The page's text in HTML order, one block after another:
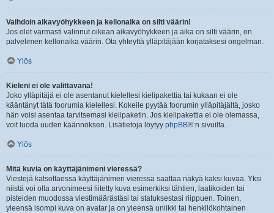
Vaihdoin aikavyöhykkeen ja kellonaika on silti väärin!
Jos olet varmasti valinnut oikean aikavyöhykkeen ja aika on silti väärin, on
palvelimen kellonaika väärin. Ota yhteyttä ylläpitäjään korjataksesi ongelman.
Ylös
Kieleni ei ole valittavana!
Joko ylläpitäjä ei ole asentanut kielellesi kielipakettia tai kukaan ei ole
kääntänyt tätä foorumia kielellesi. Kokeile pyytää foorumin ylläpitäjältä, josko
hän voisi asentaa tarvitsemasi kielipaketin. Jos kielipakettia ei ole olemassa,
voit luoda uuden käännöksen. Lisätietoja löytyy phpBB®:n sivuilta.
Ylös
Mitä kuvia on käyttäjänimeni vieressä?
Viestejä katsottaessa käyttäjänimen vieressä saattaa näkyä kaksi kuvaa. Yksi
niistä voi olla arvonimeesi liitetty kuva esimerkiksi tähtien, laatikoiden tai
pisteiden muodossa viestimäärästäsi tai statuksestasi riippuen. Toinen,
yleensä isompi kuva on avatar ja on yleensä uniikki tai henkilökohtainen